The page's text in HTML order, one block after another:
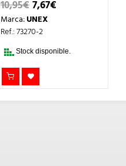
10,95€EL
PRECIO
ORIGINAL
ERA:
7,67€
Marca:UNEX
Ref.: 73270-2
Stock disponible.